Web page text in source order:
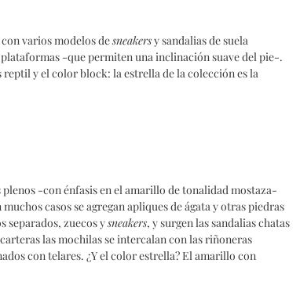
varios modelos desneakersy sandalias de suela
-que permiten una inclinación suave del pie-.
y el color block: la estrella de la colección es la
-con énfasis en el amarillo de tonalidad mostaza-
casos se agregan apliques de ágata y otras piedras
separados, zuecos ysneakers, y surgen las sandalias chatas
las mochilas se intercalan con las riñoneras
con telares. ¿Y el color estrella? El amarillo con